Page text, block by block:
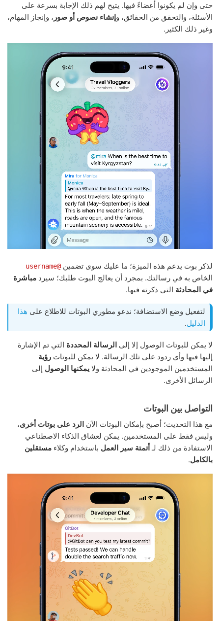
حتى وإن لم يكونوا أعضاءً فيها. يتيح لهم ذلك الإجابة بسرعة على
الأسئلة، والتحقق من الحقائق، وإنشاء نصوص أو صور ، وإنجاز المهام،
وغير ذلك الكثير.
لذكر بوت يدعم هذه الميزة؛ ما عليك سوى تضمين @username
الخاص به في رسالتك. بمجرد أن يعالج البوت طلبك؛ سيرد مباشرة
في المحادثة التي ذكرته فيها.
لتفعيل وضع الاستضافة؛ ندعو مطوري البوتات للاطلاع على هذا
الدليل.
لا يمكن للبوتات الوصول إلا إلى الرسالة المحددة التي تم الإشارة
إليها فيها وأي ردود على تلك الرسالة. لا يمكن للبوتات رؤية
المستخدمين الموجودين في المحادثة ولا يمكنها الوصول إلى
الرسائل الأخرى.
التواصل بين البوتات
مع هذا التحديث؛ أصبح بإمكان البوتات الآن الرد على بوتات أخرى،
وليس فقط على المستخدمين. يمكن لعشاق الذكاء الاصطناعي
الاستفادة من ذلك لـ أتمتة سير العمل باستخدام وكلاء مستقلين
بالكامل.